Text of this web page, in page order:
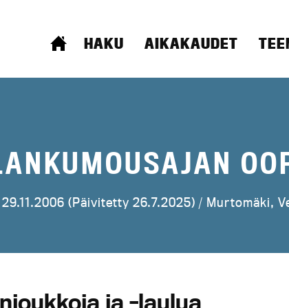
ETUSIVU
HAKU AIKAKAUDET
29.11.2006 (Päivitetty 26.7.2025) / Murtomäki,
ja -laulua